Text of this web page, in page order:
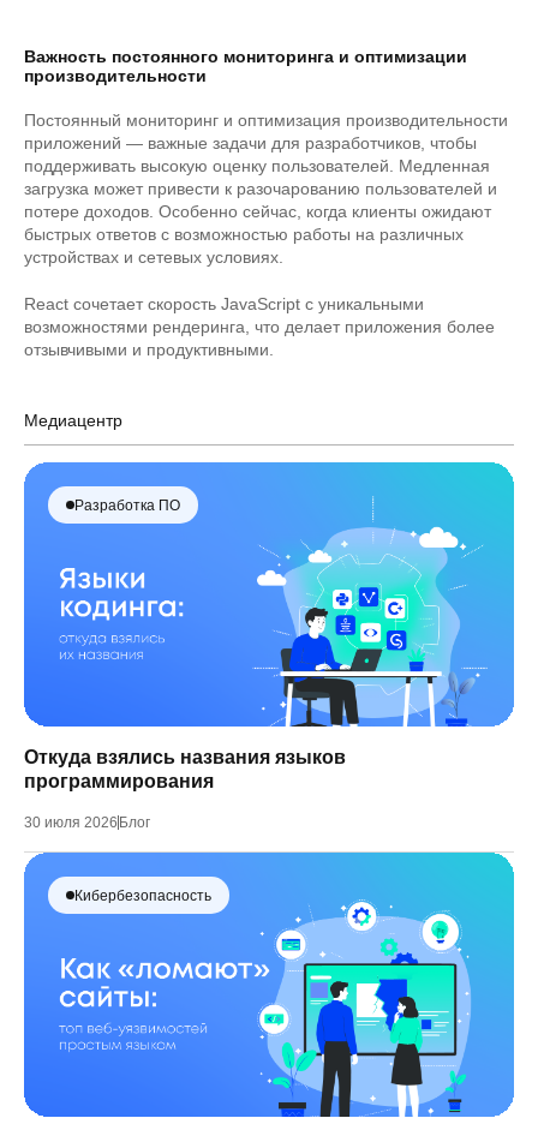
Важность постоянного мониторинга и оптимизации
производительности
Постоянный мониторинг и оптимизация производительности
приложений — важные задачи для разработчиков, чтобы
поддерживать высокую оценку пользователей. Медленная
загрузка может привести к разочарованию пользователей и
потере доходов. Особенно сейчас, когда клиенты ожидают
быстрых ответов с возможностью работы на различных
устройствах и сетевых условиях.
React сочетает скорость JavaScript с уникальными
возможностями рендеринга, что делает приложения более
отзывчивыми и продуктивными.
Медиацентр
Разработка ПО
Откуда взялись названия языков
программирования
30 июля 2026 Блог
Кибербезопасность